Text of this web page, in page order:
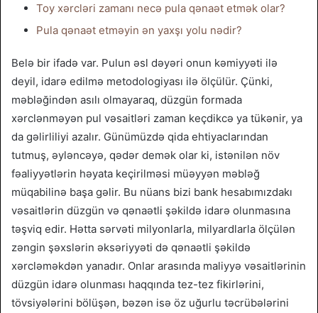
Toy xərcləri zamanı necə pula qənaət etmək olar?
Pula qənaət etməyin ən yaxşı yolu nədir?
Belə bir ifadə var. Pulun əsl dəyəri onun kəmiyyəti ilə
deyil, idarə edilmə metodologiyası ilə ölçülür. Çünki,
məbləğindən asılı olmayaraq, düzgün formada
xərclənməyən pul vəsaitləri zaman keçdikcə ya tükənir, ya
da gəlirliliyi azalır. Günümüzdə qida ehtiyaclarından
tutmuş, əyləncəyə, qədər demək olar ki, istənilən növ
fəaliyyətlərin həyata keçirilməsi müəyyən məbləğ
müqabilinə başa gəlir. Bu nüans bizi bank hesabımızdakı
vəsaitlərin düzgün və qənaətli şəkildə idarə olunmasına
təşviq edir. Hətta sərvəti milyonlarla, milyardlarla ölçülən
zəngin şəxslərin əksəriyyəti də qənaətli şəkildə
xərcləməkdən yanadır. Onlar arasında maliyyə vəsaitlərinin
düzgün idarə olunması haqqında tez-tez fikirlərini,
tövsiyələrini bölüşən, bəzən isə öz uğurlu təcrübələrini